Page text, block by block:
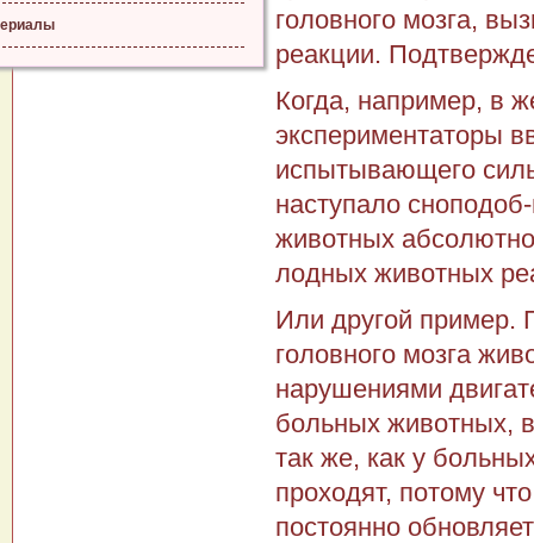
головного мозга,
реакции.
Когда, например, в
экспериментаторы
испытывающего
наступало
животных
лодных животных
Или другой пример.
го­ловного мозга
нарушениями
больных животных,
так же, как у
проходят, потому
постоянно